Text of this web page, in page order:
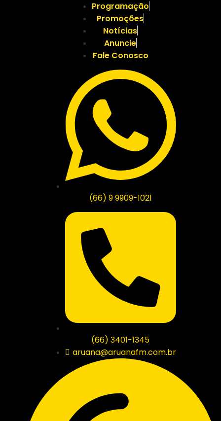
Programação
Promoções
Notícias
Anuncie
Fale Conosco
(66) 9 9909-1021
(66) 3401-1345
aruana@aruanafm.com.br